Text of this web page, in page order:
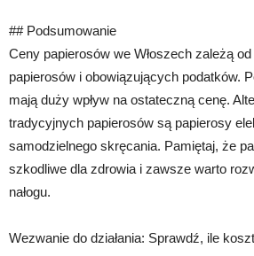
## Podsumowanie
Ceny papierosów we Włoszech zależą
papierosów i obowiązujących podatków.
mają duży wpływ na ostateczną cenę.
tradycyjnych papierosów są papierosy
samodzielnego skręcania. Pamiętaj, że
szkodliwe dla zdrowia i zawsze warto
nałogu.
Wezwanie do działania: Sprawdź, ile